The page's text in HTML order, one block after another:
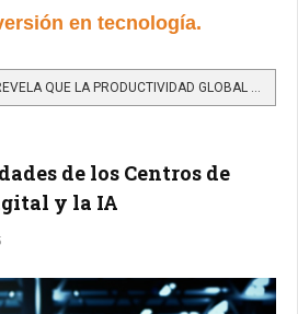
en tecnología.
LEER MÁS…ACCENTURE REVELA QUE LA PRODUCTIVIDAD GLOBAL APENAS CRECIÓ 1,4% EN 25 AÑOS: ¿CÓMO ALGUNAS EMPRESAS...
de los Centros de
y la IA